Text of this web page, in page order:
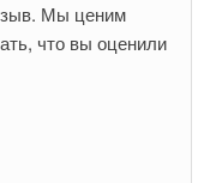
Мы ценим
что вы оценили